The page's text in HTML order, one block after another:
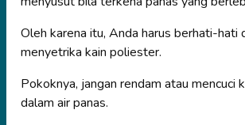
Oleh karena itu, Anda harus berhati-hati
menyetrika kain poliester.
Pokoknya, jangan rendam atau mencuci
dalam air panas.